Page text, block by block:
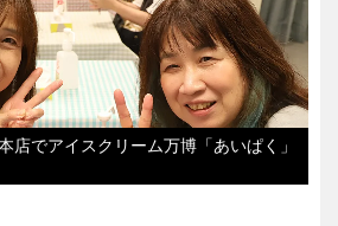
店でアイスクリーム万博「あいぱく」